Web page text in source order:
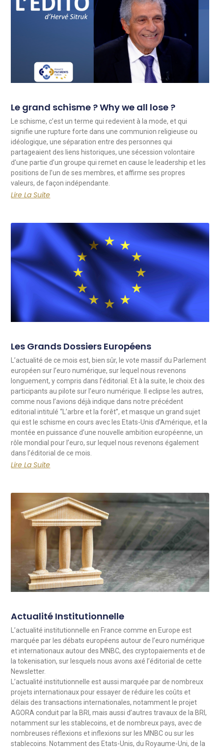
Le grand schisme ? Why we all lose ?
Le schisme, c’est un terme qui redevient à la mode, et qui
signifie une rupture forte dans une communion religieuse ou
idéologique, une séparation entre des personnes qui
partageaient des liens historiques, une sécession volontaire
d’une partie d’un groupe qui remet en cause le leadership et les
positions de l’un de ses membres, et affirme ses propres
valeurs, de façon indépendante.
Lire La Suite
Les Grands Dossiers Européens
L’actualité de ce mois est, bien sûr, le vote massif du Parlement
européen sur l’euro numérique, sur lequel nous revenons
longuement, y compris dans l’éditorial. Et à la suite, le choix des
participants au pilote sur l’euro numérique. Il eclipse les autres,
comme nous l’avions déjà indique dans notre précédent
editorial intitulé “L’arbre et la forêt”, et masque un grand sujet
qui est le schisme en cours avec les Etats-Unis d’Amérique, et la
montée en puissance d’une nouvelle ambition européenne, un
rôle mondial pour l’euro, sur lequel nous revenons également
dans l’éditorial de ce mois.
Lire La Suite
Actualité Institutionnelle
L’actualité institutionnelle en France comme en Europe est
marquée par les débats européens autour de l’euro numérique
et internationaux autour des MNBC, des cryptopaiements et de
la tokenisation, sur lesquels nous avons axé l’éditorial de cette
Newsletter.
L’actualité institutionnelle est aussi marquée par de nombreux
projets internationaux pour essayer de réduire les coûts et
délais des transactions internationales, notamment le projet
AGORA conduit par la BRI, mais aussi d’autres travaux de la BRI,
notamment sur les stablecoins, et de nombreux pays, avec de
nombreuses réflexions et inflexions sur les MNBC ou sur les
stablecoins. Notamment des Etats-Unis, du Royaume-Uni, de la